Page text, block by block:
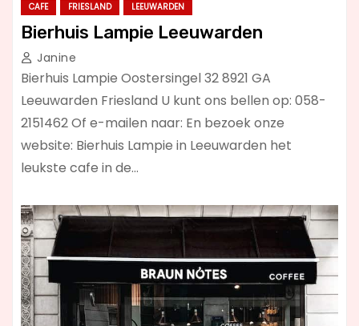
CAFE FRIESLAND LEEUWARDEN
Bierhuis Lampie Leeuwarden
Janine
Bierhuis Lampie Oostersingel 32 8921 GA
Leeuwarden Friesland U kunt ons bellen op: 058-
2151462 Of e-mailen naar: En bezoek onze
website: Bierhuis Lampie in Leeuwarden het
leukste cafe in de…